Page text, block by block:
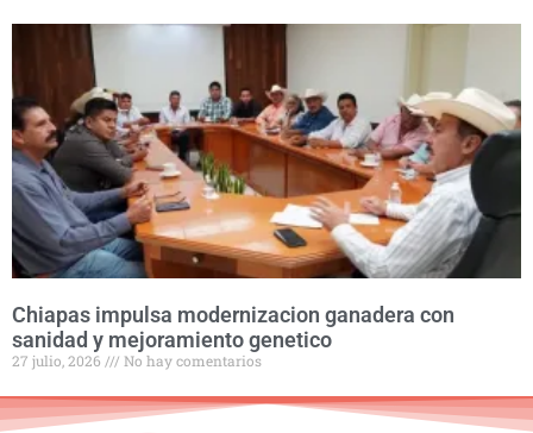
Chiapas impulsa modernizacion ganadera con
sanidad y mejoramiento genetico
27 julio, 2026 No hay comentarios